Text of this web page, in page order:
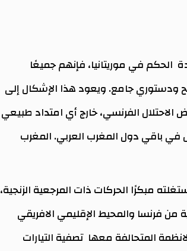
الحكم في موريتانيا، فإنهم جميعًا
جامع. ويعود هذا الإشكال إلى
الاحتلال الفرنسي، خارج أي امتداد طبيعي
في باقي دول المغرب العربي. المغرب
مبكرًا الحركات ذات المرجعية الزنجية،
فرنسا والمحيط الإقليمي الافريقي
المتحالفة معها تصفية التيارات